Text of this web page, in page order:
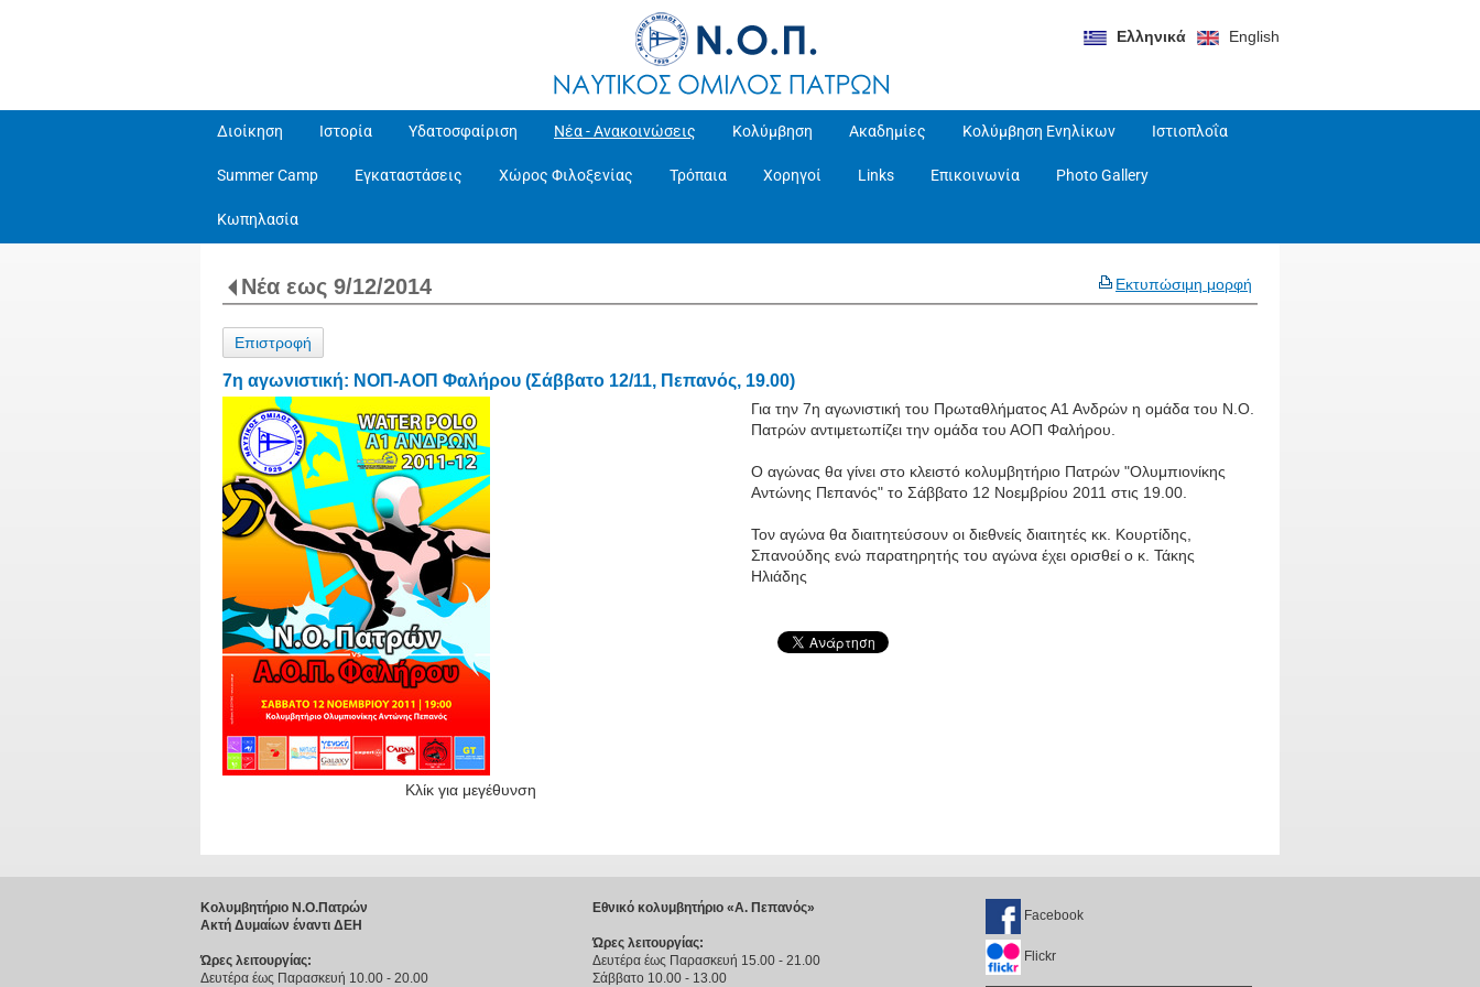
Ελληνικά English
Διοίκηση Ιστορία Υδατοσφαίριση Νέα - Ανακοινώσεις Κολύμβηση Ακαδημίες Κολύμβηση Ενηλίκων Ιστιοπλοΐα
Summer Camp Εγκαταστάσεις Χώρος Φιλοξενίας Τρόπαια Χορηγοί Links Επικοινωνία Photo Gallery
Κωπηλασία
Εκτυπώσιμη μορφή
Νέα εως 9/12/2014
Επιστροφή
7η αγωνιστική: ΝΟΠ-ΑΟΠ Φαλήρου (Σάββατο 12/11, Πεπανός, 19.00)
Κλίκ για μεγέθυνση
Για την 7η αγωνιστική του Πρωταθλήματος Α1 Ανδρών η ομάδα του Ν.Ο.
Πατρών αντιμετωπίζει την ομάδα του ΑΟΠ Φαλήρου.
Ο αγώνας θα γίνει στο κλειστό κολυμβητήριο Πατρών "Ολυμπιονίκης
Αντώνης Πεπανός" το Σάββατο 12 Νοεμβρίου 2011 στις 19.00.
Τον αγώνα θα διαιτητεύσουν οι διεθνείς διαιτητές κκ. Κουρτίδης,
Σπανούδης ενώ παρατηρητής του αγώνα έχει ορισθεί ο κ. Τάκης
Ηλιάδης
Κολυμβητήριο Ν.Ο.Πατρών
Ακτή Δυμαίων έναντι ΔΕΗ
Ώρες λειτουργίας:
Δευτέρα έως Παρασκευή 10.00 - 20.00
Εθνικό κολυμβητήριο «Α. Πεπανός»
Ώρες λειτουργίας:
Δευτέρα έως Παρασκευή 15.00 - 21.00
Σάββατο 10.00 - 13.00
Facebook
Flickr